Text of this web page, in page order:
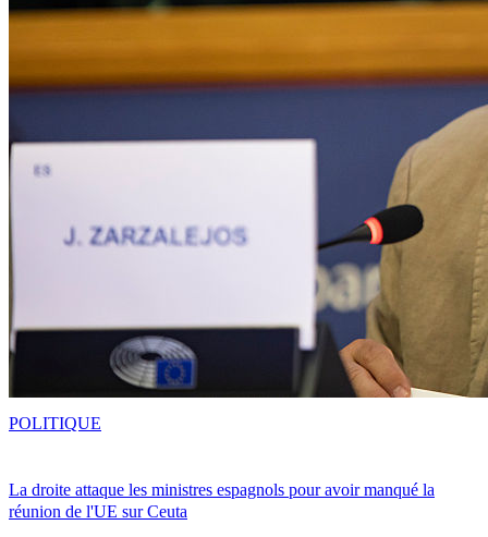
La droite attaque les ministres espagnols pour avoir manqué la
réunion de l'UE sur Ceuta
POLITIQUE